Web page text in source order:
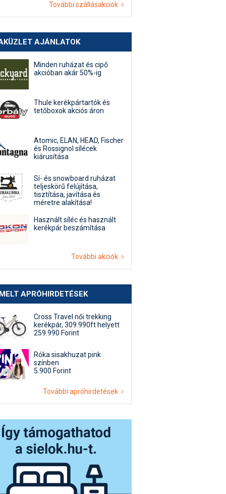
További szállásakciók
AJÁNLATOK
Minden ruházat és cipő
akcióban akár 50%-ig
Thule kerékpártartók és
tetőboxok akciós áron
Atomic, ELAN, HEAD, Fischer
és Rossignol sílécek
kiárusítása
Sí- és snowboard ruházat
teljeskörű felújítása,
tisztítása, javítása és
méretre alakítása!
Használt síléc és használt
kerékpár beszámítása
További akciók
APRÓHIRDETÉSEK
Cross Travel női trekking
kerékpár, 309.990ft helyett
259.990 Forint
Róka sisakhuzat pink
színben
5.900 Forint
További apróhirdetések